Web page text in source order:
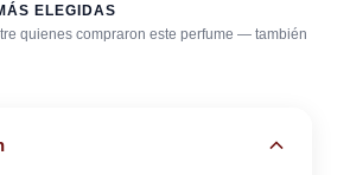
ELEGIDAS
quienes compraron este perfume — también
Salida casual de